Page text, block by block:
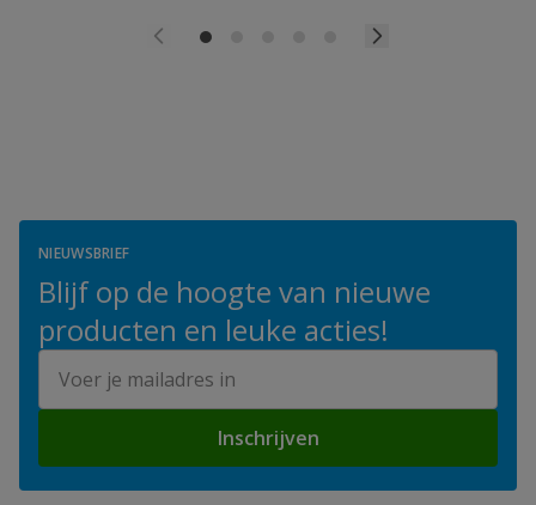
NIEUWSBRIEF
Blijf op de hoogte van nieuwe
producten en leuke acties!
Inschrijven